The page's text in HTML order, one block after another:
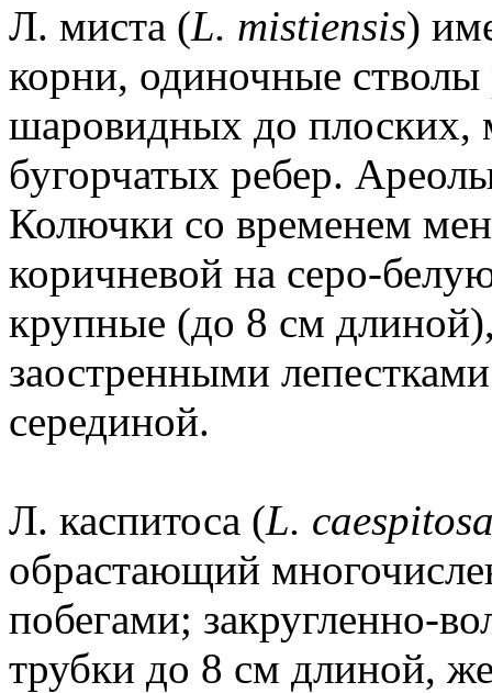
Л. миста (L. mistiensis)
корни, одиночные
шаровидных до плоских,
бугорчатых ребер.
Колючки со временем
коричневой на серо-
крупные (до 8 см
заостренными
серединой.
Л. каспитоса (L.
обрастающий
побегами; закругленно-
трубки до 8 см длиной,